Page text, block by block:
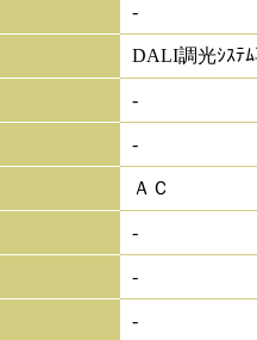
-
DALI調光ｼｽﾃ
-
-
ＡＣ
-
-
-